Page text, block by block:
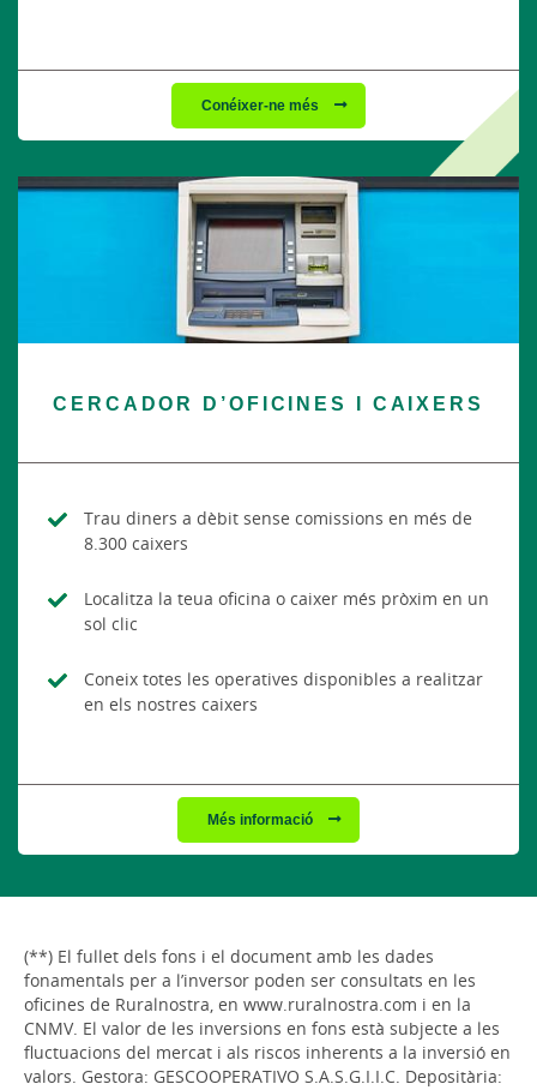
Conéixer-ne més
CERCADOR D’OFICINES I CAIXERS
Trau diners a dèbit sense comissions en més de
8.300 caixers
Localitza la teua oficina o caixer més pròxim en un
sol clic
Coneix totes les operatives disponibles a realitzar
en els nostres caixers
Més informació
(**) El fullet dels fons i el document amb les dades
fonamentals per a l’inversor poden ser consultats en les
oficines de Ruralnostra, en www.ruralnostra.com i en la
CNMV. El valor de les inversions en fons està subjecte a les
fluctuacions del mercat i als riscos inherents a la inversió en
valors. Gestora: GESCOOPERATIVO S.A.S.G.I.I.C. Depositària: